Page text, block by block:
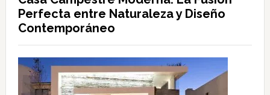
Perfecta entre Naturaleza y Diseño
Contemporáneo